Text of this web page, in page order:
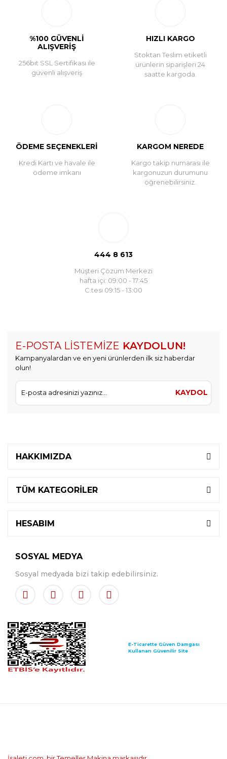
%100 GÜVENLİ
ALIŞVERİŞ
256bit SSL Sertifikası ile
güvenli alışveriş
HIZLI KARGO
Stoktan Teslim etiketli
ürünlerin siparişleri 24
saatte kargoda.
ÖDEME SEÇENEKLERİ
Kredi Kartı ve havale ile
ödeme imkanı
KARGOM NEREDE
Kargo takip numarası ile
kargonuzun durumunu
öğrenebilirsiniz.
444 8 613
Müşteri Çözüm Merkezi
hafta içi: 09:00 - 17:45
C.tesi 09:15 - 13:00
E-POSTA LİSTEMİZE KAYDOLUN!
Kampanyalardan ve en yeni ürünlerden ilk siz haberdar
olun!
KAYDOL
HAKKIMIZDA
TÜM KATEGORİLER
HESABIM
SOSYAL MEDYA
Sosyal medyada bizi takip edebilirsiniz.
E-Ticarette Güven Damgası
Kullanan Güvenilir Site